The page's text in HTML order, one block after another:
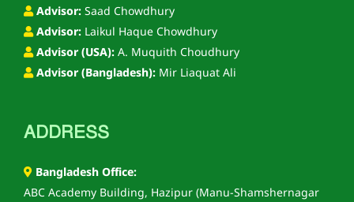
Advisor: Saad Chowdhury
Advisor: Laikul Haque Chowdhury
Advisor (USA): A. Muquith Choudhury
Advisor (Bangladesh): Mir Liaquat Ali
ADDRESS
Bangladesh Office:
ABC Academy Building, Hazipur (Manu-Shamshernagar